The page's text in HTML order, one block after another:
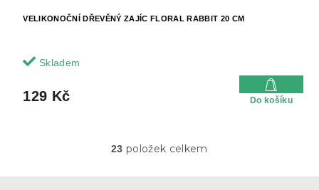
VELIKONOČNÍ DŘEVĚNÝ ZAJÍC FLORAL RABBIT 20 CM
Skladem
129 Kč Do košíku
O
23 položek celkem